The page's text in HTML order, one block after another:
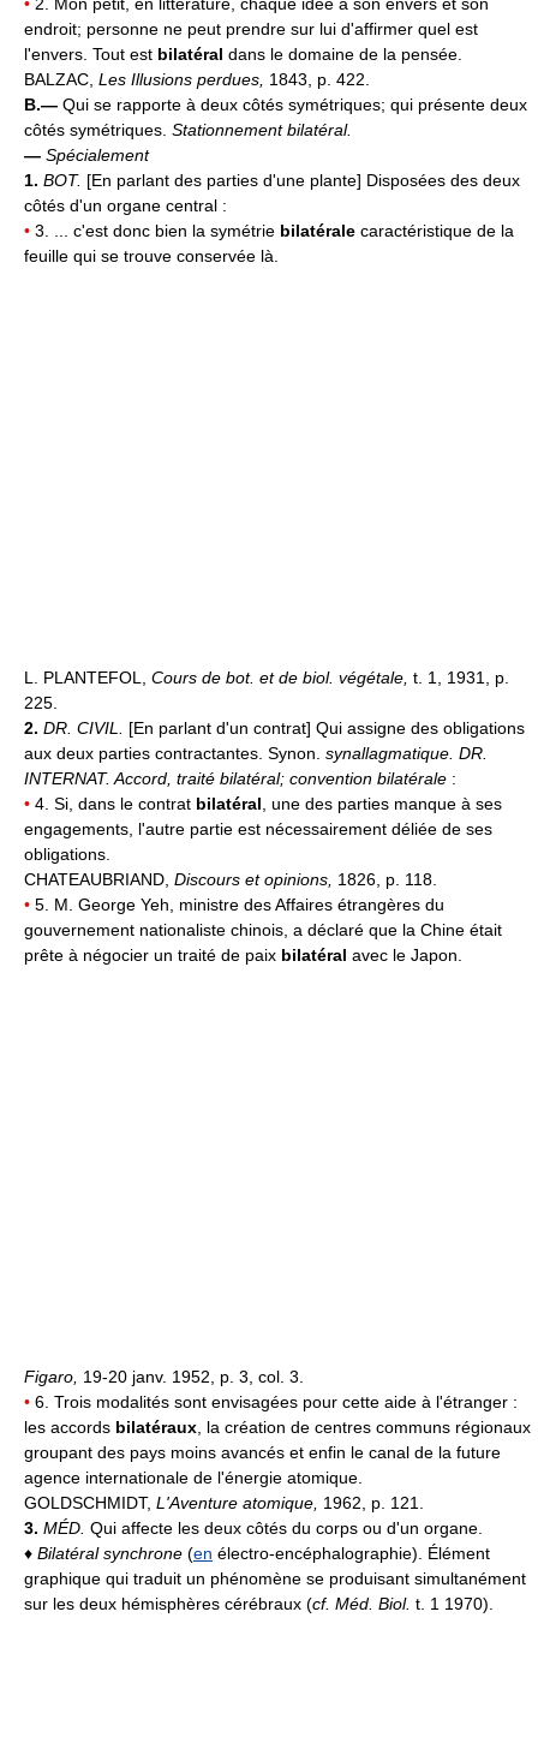
endroit; personne ne peut prendre sur lui d'affirmer quel est
l'envers. Tout est bilatéral dans le domaine de la pensée.
BALZAC, Les Illusions perdues, 1843, p. 422.
B.— Qui se rapporte à deux côtés symétriques; qui présente deux
côtés symétriques. Stationnement bilatéral.
— Spécialement
1. BOT. [En parlant des parties d'une plante] Disposées des deux
côtés d'un organe central :
• 3. ... c'est donc bien la symétrie bilatérale caractéristique de la
feuille qui se trouve conservée là.
L. PLANTEFOL, Cours de bot. et de biol. végétale, t. 1, 1931, p.
225.
2. DR. CIVIL. [En parlant d'un contrat] Qui assigne des obligations
aux deux parties contractantes. Synon. synallagmatique. DR.
INTERNAT. Accord, traité bilatéral; convention bilatérale :
• 4. Si, dans le contrat bilatéral , une des parties manque à ses
engagements, l'autre partie est nécessairement déliée de ses
obligations.
CHATEAUBRIAND, Discours et opinions, 1826, p. 118.
• 5. M. George Yeh, ministre des Affaires étrangères du
gouvernement nationaliste chinois, a déclaré que la Chine était
prête à négocier un traité de paix bilatéral avec le Japon.
Figaro, 19-20 janv. 1952, p. 3, col. 3.
• 6. Trois modalités sont envisagées pour cette aide à l'étranger :
les accords bilatéraux , la création de centres communs régionaux
groupant des pays moins avancés et enfin le canal de la future
agence internationale de l'énergie atomique.
GOLDSCHMIDT, L'Aventure atomique, 1962, p. 121.
3. MÉD. Qui affecte les deux côtés du corps ou d'un organe.
♦ Bilatéral synchrone (en électro-encéphalographie). Élément
graphique qui traduit un phénomène se produisant simultanément
sur les deux hémisphères cérébraux (cf. Méd. Biol. t. 1 1970).